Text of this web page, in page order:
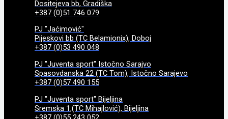
Dositejeva bb, Gradiška
+387 (0)51 746 079
PJ "Jaćimović"
Pijeskovi bb (TC Belamionix), Doboj
+387 (0)53 490 048
PJ "Juventa sport" Istočno Sarajvo
Spasovdanska 22 (TC Tom), Istočno Sarajevo
+387 (0)57 490 155
PJ "Juventa sport" Bijeljina
Sremska 1,(TC Mihajlović), Bijeljina